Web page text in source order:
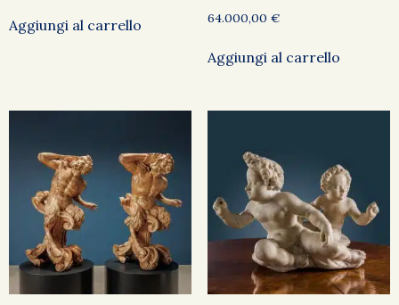
Aggiungi al carrello 64.000,00 €
Aggiungi al carrello